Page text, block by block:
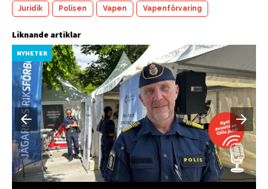
Juridik Polisen Vapen Vapenförvaring
Liknande artiklar
NYHETER